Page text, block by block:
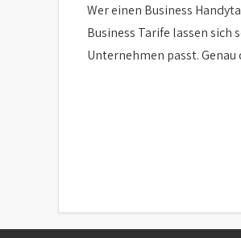
Wer einen Business
Business Tarife lassen
Unternehmen passt.